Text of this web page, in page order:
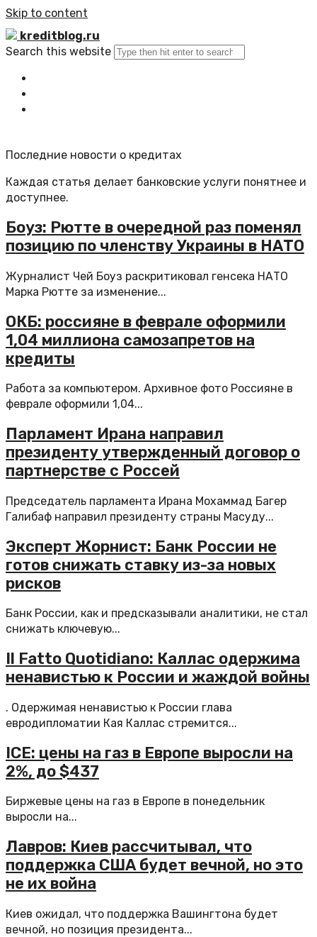
Skip to content
kreditblog.ru
Search this website
Последние новости о кредитах
Каждая статья делает банковские услуги понятнее и
доступнее.
Боуз: Рютте в очередной раз поменял
позицию по членству Украины в НАТО
Журналист Чей Боуз раскритиковал генсека НАТО
Марка Рютте за изменение...
ОКБ: россияне в феврале оформили
1,04 миллиона самозапретов на
кредиты
Работа за компьютером. Архивное фото Россияне в
феврале оформили 1,04...
Парламент Ирана направил
президенту утвержденный договор о
партнерстве с Россей
Председатель парламента Ирана Мохаммад Багер
Галибаф направил президенту страны Масуду...
Эксперт Жорнист: Банк России не
готов снижать ставку из-за новых
рисков
Банк России, как и предсказывали аналитики, не стал
снижать ключевую...
Il Fatto Quotidiano: Каллас одержима
ненавистью к России и жаждой войны
. Одержимая ненавистью к России глава
евродипломатии Кая Каллас стремится...
ICE: цены на газ в Европе выросли на
2%, до $437
Биржевые цены на газ в Европе в понедельник
выросли на...
Лавров: Киев рассчитывал, что
поддержка США будет вечной, но это
не их война
Киев ожидал, что поддержка Вашингтона будет
вечной, но позиция президента...